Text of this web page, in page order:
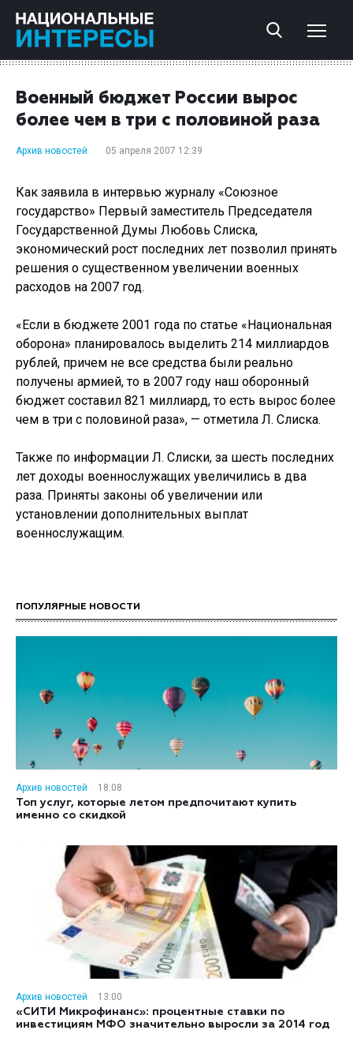
Военный бюджет России вырос
более чем в три с половиной раза
Архив новостей 05 апреля 2007 12:39
Как заявила в интервью журналу «Союзное
государство» Первый заместитель Председателя
Государственной Думы Любовь Слиска,
экономический рост последних лет позволил принять
решения о существенном увеличении военных
расходов на 2007 год.
«Если в бюджете 2001 года по статье «Национальная
оборона» планировалось выделить 214 миллиардов
рублей, причем не все средства были реально
получены армией, то в 2007 году наш оборонный
бюджет составил 821 миллиард, то есть вырос более
чем в три с половиной раза», — отметила Л. Слиска.
Также по информации Л. Слиски, за шесть последних
лет доходы военнослужащих увеличились в два
раза. Приняты законы об увеличении или
установлении дополнительных выплат
военнослужащим.
ПОПУЛЯРНЫЕ НОВОСТИ
Архив новостей
18:08
Топ услуг, которые летом предпочитают купить
именно со скидкой
Архив новостей
13:00
«СИТИ Микрофинанс»: процентные ставки по
инвестициям МФО значительно выросли за 2014 год